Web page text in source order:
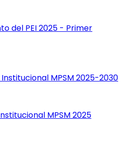
del PEI 2025 - Primer
MPSM 2025-2030
MPSM 2025